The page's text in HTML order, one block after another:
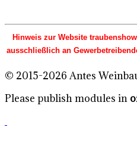
Hinweis zur Website
ausschließlich an
© 2015-2026 Antes
Please publish modules in